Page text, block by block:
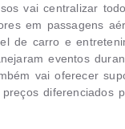
vai centralizar
em passagens
de carro e
eventos
vai oferecer
diferenciados